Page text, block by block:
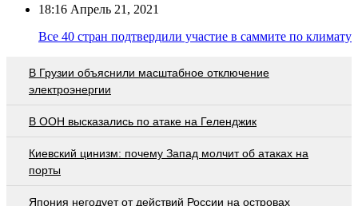
18:16 Апрель 21, 2021
Все 40 стран подтвердили участие в саммите по климату
В Грузии объяснили масштабное отключение
электроэнергии
В ООН высказались по атаке на Геленджик
Киевский цинизм: почему Запад молчит об атаках на
порты
Япония негодует от действий России на островах